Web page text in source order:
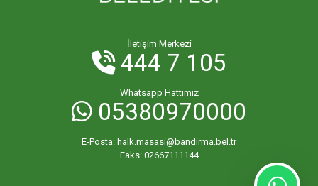
İletişim Merkezi
444 7 105
Whatsapp Hattımız
05380970000
E-Posta: halk.masasi@bandirma.bel.tr
Faks: 02667111144